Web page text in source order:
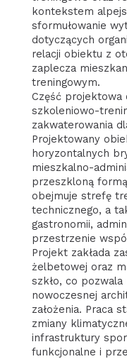
kontekstem
sformułowanie
dotyczących
relacji obiektu z
zaplecza
treningowym.
Część projektowa
szkoleniowo-
zakwaterowania
Projektowany
horyzontalnych
mieszkalno-
przeszkloną
obejmuje strefę
technicznego, a
gastronomii,
przestrzenie
Projekt zakłada
żelbetowej oraz
szkło, co pozwala
nowoczesnej
założenia. Praca
zmiany
infrastruktury
funkcjonalne i